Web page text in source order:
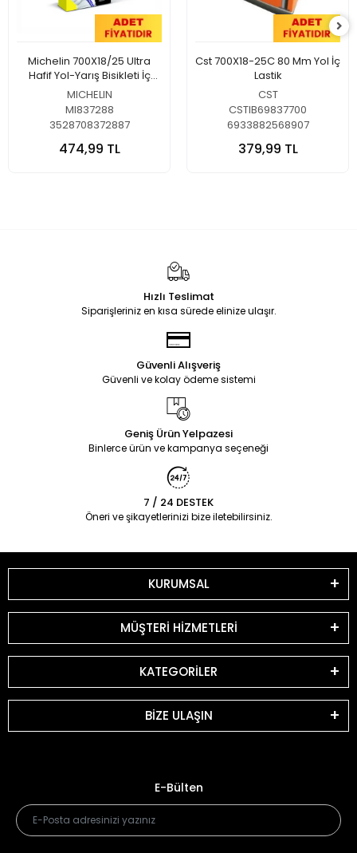
Michelin 700X18/25 Ultra
Hafif Yol-Yarış Bisikleti İç
Lastiği 80 Mm Presta
MICHELIN
MI837288
3528708372887
474,99 TL
Cst 700X18-25C 80 Mm Yol İç
Lastik
CST
CSTIB69837700
6933882568907
379,99 TL
Hızlı Teslimat
Siparişleriniz en kısa sürede elinize ulaşır.
Güvenli Alışveriş
Güvenli ve kolay ödeme sistemi
Geniş Ürün Yelpazesi
Binlerce ürün ve kampanya seçeneği
7 / 24 DESTEK
Öneri ve şikayetlerinizi bize iletebilirsiniz.
KURUMSAL
MÜŞTERİ HİZMETLERİ
KATEGORİLER
BİZE ULAŞIN
E-Bülten